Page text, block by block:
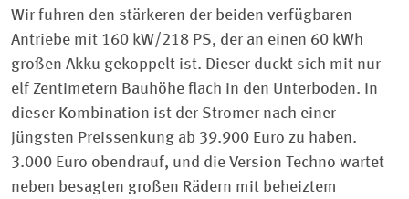
Wir fuhren den stärkeren der beiden verfügbaren
Antriebe mit 160 kW/218 PS, der an einen 60 kWh
großen Akku gekoppelt ist. Dieser duckt sich mit nur
elf Zentimetern Bauhöhe flach in den Unterboden. In
dieser Kombination ist der Stromer nach einer
jüngsten Preissenkung ab 39.900 Euro zu haben.
3.000 Euro obendrauf, und die Version Techno wartet
neben besagten großen Rädern mit beheiztem